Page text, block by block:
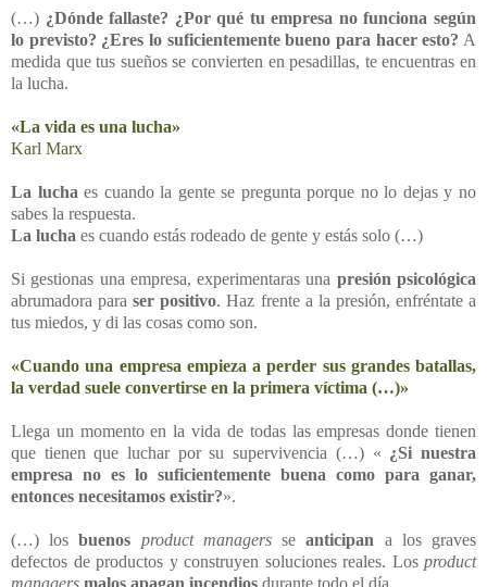
(…) ¿Dónde fallaste? ¿Por qué tu empresa no funciona según
lo previsto? ¿Eres lo suficientemente bueno para hacer esto? A
medida que tus sueños se convierten en pesadillas, te encuentras en
la lucha.
«La vida es una lucha»
Karl Marx
La lucha es cuando la gente se pregunta porque no lo dejas y no
sabes la respuesta.
La lucha es cuando estás rodeado de gente y estás solo (…)
Si gestionas una empresa, experimentaras una presión psicológica
abrumadora paraser positivo. Haz frente a la presión, enfréntate a
tus miedos, y di las cosas como son.
«Cuando una empresa empieza a perder sus grandes batallas,
la verdad suele convertirse en la primera víctima (…)»
Llega un momento en la vida de todas las empresas donde tienen
que tienen que luchar por su supervivencia (…) « ¿Si nuestra
empresa no es lo suficientemente buena como para ganar,
entonces necesitamos existir?».
(…) losbuenos product managersseanticipan a los graves
defectos de productos y construyen soluciones reales. Los product
managers malos apagan incendios durante todo el día.